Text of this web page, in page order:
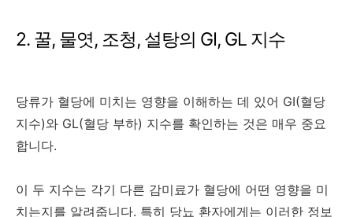
2. 꿀, 물엿, 조청, 설탕의 GI, GL 지수
당류가 혈당에 미치는 영향을 이해하는 데 있어 GI(혈당
지수)와 GL(혈당 부하) 지수를 확인하는 것은 매우 중요
합니다.
이 두 지수는 각기 다른 감미료가 혈당에 어떤 영향을 미
치는지를 알려줍니다. 특히 당뇨 환자에게는 이러한 정보